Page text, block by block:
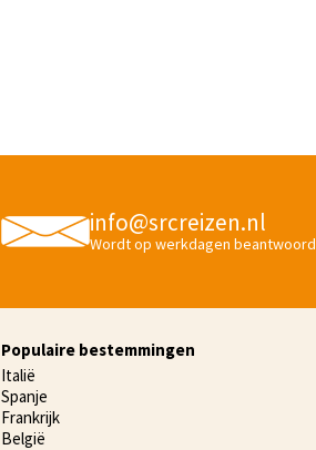
info@srcreizen.nl
Wordt op werkdagen beantwoord
Populaire bestemmingen
Italië
Spanje
Frankrijk
België